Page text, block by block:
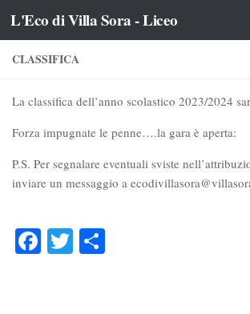
Salta al contenuto
L'Eco di Villa Sora - Liceo
CLASSIFICA
La classifica dell’anno scolastico 2023/2024
Forza impugnate le penne….la gara è aperta:
P.S. Per segnalare eventuali sviste
inviare un messaggio a
FacebookTwitter